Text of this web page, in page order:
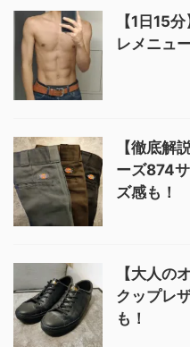
【1日15
レメニュ
【徹底解
ーズ874
ズ感も！
【大人の
クップレ
も！